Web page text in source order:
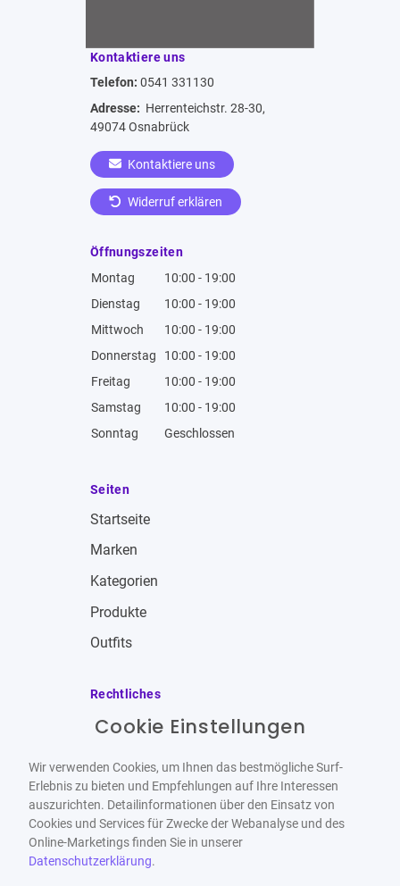
Kontaktiere uns
Telefon: 0541 331130
Adresse: Herrenteichstr. 28-30,
49074 Osnabrück
Kontaktiere uns
Widerruf erklären
Öffnungszeiten
Montag
10:00 - 19:00
Dienstag
10:00 - 19:00
Mittwoch
10:00 - 19:00
Donnerstag
10:00 - 19:00
Freitag
10:00 - 19:00
Samstag
10:00 - 19:00
Sonntag
Geschlossen
Seiten
Startseite
Marken
Kategorien
Produkte
Outfits
Rechtliches
Impressum
Datenschutzbestimmungen
Widerrufsbelehrung
Cookie Einstellungen
Wir verwenden Cookies, um Ihnen das bestmögliche Surf-
Erlebnis zu bieten und Empfehlungen auf Ihre Interessen
auszurichten. Detailinformationen über den Einsatz von
Cookies und Services für Zwecke der Webanalyse und des
Online-Marketings finden Sie in unserer
Datenschutzerklärung.